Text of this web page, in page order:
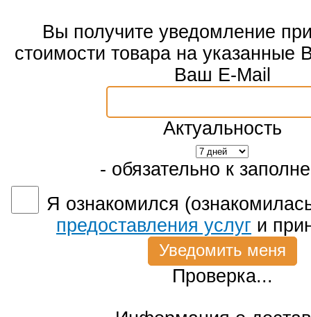
Вы получите уведомление
стоимости товара на указанные
Ваш E-Mail
Актуальность
- обязательно к
Я ознакомился
предоставления услуг и
Проверка...